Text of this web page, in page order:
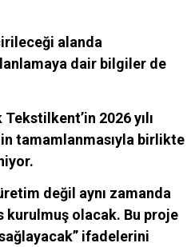
alanda
dair bilgiler de
2026 yılı
tamamlanmasıyla birlikte
değil aynı zamanda
kurulmuş olacak. Bu proje
ifadelerini